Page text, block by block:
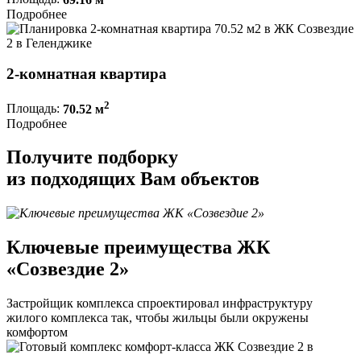
Подробнее
2-комнатная квартира
Площадь: 70.52 м2
Подробнее
Получите подборку
из подходящих Вам объектов
Ключевые преимущества ЖК
«Созвездие 2»
Застройщик комплекса спроектировал инфраструктуру
жилого комплекса так, чтобы жильцы были окружены
комфортом